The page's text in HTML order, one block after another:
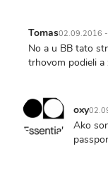
Tomas02.09.2016
No a u BB tato
trhovom podieli a
oxy
Ako